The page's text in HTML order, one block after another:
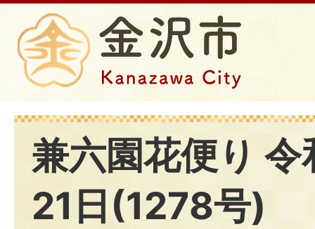
兼六園花便り 令
21日(1278号)